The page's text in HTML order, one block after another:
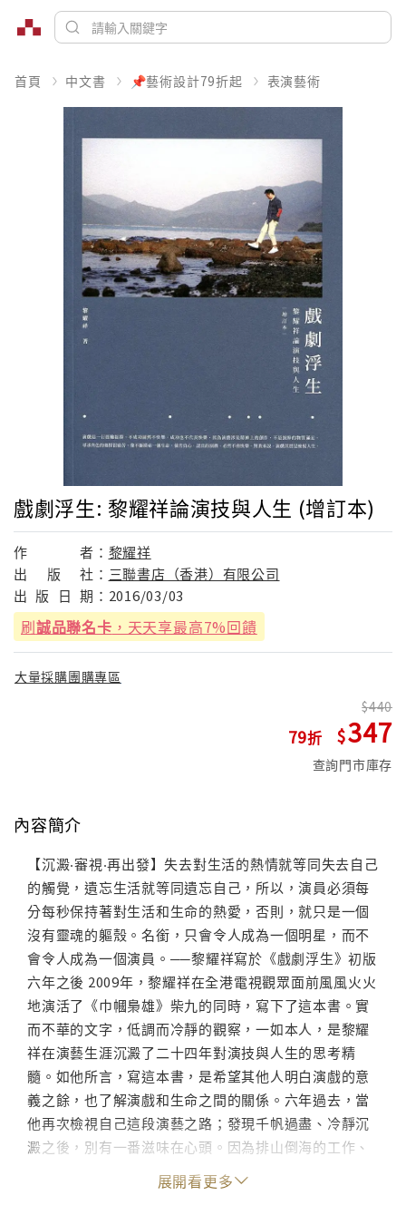
首頁 中文書 📌藝術設計79折起 表演藝術
戲劇浮生: 黎耀祥論演技與人生 (增訂本)
作 者： 黎耀祥
出
版 社： 三聯書店（香港）有限公司
出 版 日 期： 2016/03/03
刷誠品聯名卡 ，天天享最高7%回饋
大量採購團購專區
79
440
347
查詢門市庫存
內容簡介
【沉澱‧審視‧再出發】失去對生活的熱情就等同失去自己
的觸覺，遺忘生活就等同遺忘自己，所以，演員必須每
分每秒保持著對生活和生命的熱愛，否則，就只是一個
沒有靈魂的軀殼。名銜，只會令人成為一個明星，而不
會令人成為一個演員。──黎耀祥寫於《戲劇浮生》初版
六年之後 2009年，黎耀祥在全港電視觀眾面前風風火火
地演活了《巾幗梟雄》柴九的同時，寫下了這本書。實
而不華的文字，低調而冷靜的觀察，一如本人，是黎耀
祥在演藝生涯沉澱了二十四年對演技與人生的思考精
髓。如他所言，寫這本書，是希望其他人明白演戲的意
義之餘，也了解演戲和生命之間的關係。六年過去，當
他再次檢視自己這段演藝之路；發現千帆過盡、冷靜沉
澱之後，別有一番滋味在心頭。因為排山倒海的工作、
訪問、宣傳、活動、糾纏不清的瑣事，教他心力交瘁；
生活方式的改變令人捉不住演戲的真實情感，成功好像
展開看更多